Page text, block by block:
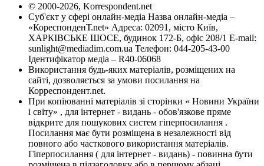
© 2000-2026, Korrespondent.net
Суб'єкт у сфері онлайн-медіа Назва онлайн-медіа –
«КореспонденТ.net» Адреса: 02091, місто Київ,
ХАРКІВСЬКЕ ШОСЕ, будинок 172-Б, офіс 208/1 E-mail:
sunlight@mediadim.com.ua Телефон: 044-205-43-00
Ідентифікатор медіа – R40-06068
Використання будь-яких матеріалів, розміщених на
сайті, дозволяється за умови посилання на
Корреспондент.net.
При копіюванні матеріалів зі сторінки « Новини України
і світу» , для інтернет - видань - обов'язкове пряме
відкрите для пошукових систем гіперпосилання .
Посилання має бути розміщена в незалежності від
повного або часткового використання матеріалів.
Гіперпосилання ( для інтернет - видань) - повинна бути